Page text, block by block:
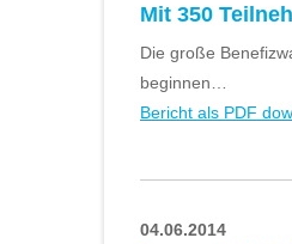
Mit 350
Die große
beginnen…
Bericht als PDF
04.06.2014